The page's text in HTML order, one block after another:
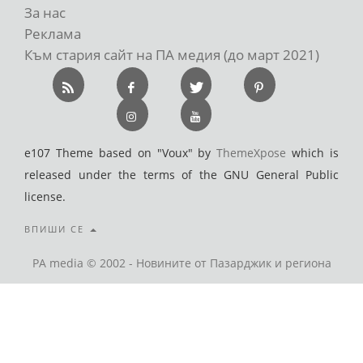
За нас
Реклама
Към стария сайт на ПА медия (до март 2021)
e107 Theme based on "Voux" byThemeXpose which is
released under the terms of the GNU General Public
license.
ВПИШИ СЕ
PA media © 2002 - Новините от Пазарджик и региона